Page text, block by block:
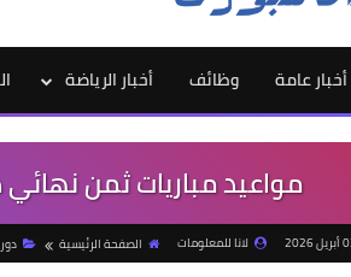
الرئيسية
أخبار عامة وظائف أخبار الرياضة
مواعيد مباريات ثمن نهائي
لانا للمعلومات الصفحة الرئيسية